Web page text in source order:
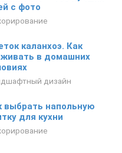
с фото
каланхоэ. Как
в домашних
дизайн
выбрать напольную
для кухни